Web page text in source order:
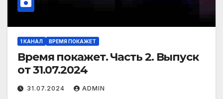
1 КАНАЛ ВРЕМЯ ПОКАЖЕТ
Время покажет. Часть 2. Выпуск
от 31.07.2024
31.07.2024 ADMIN